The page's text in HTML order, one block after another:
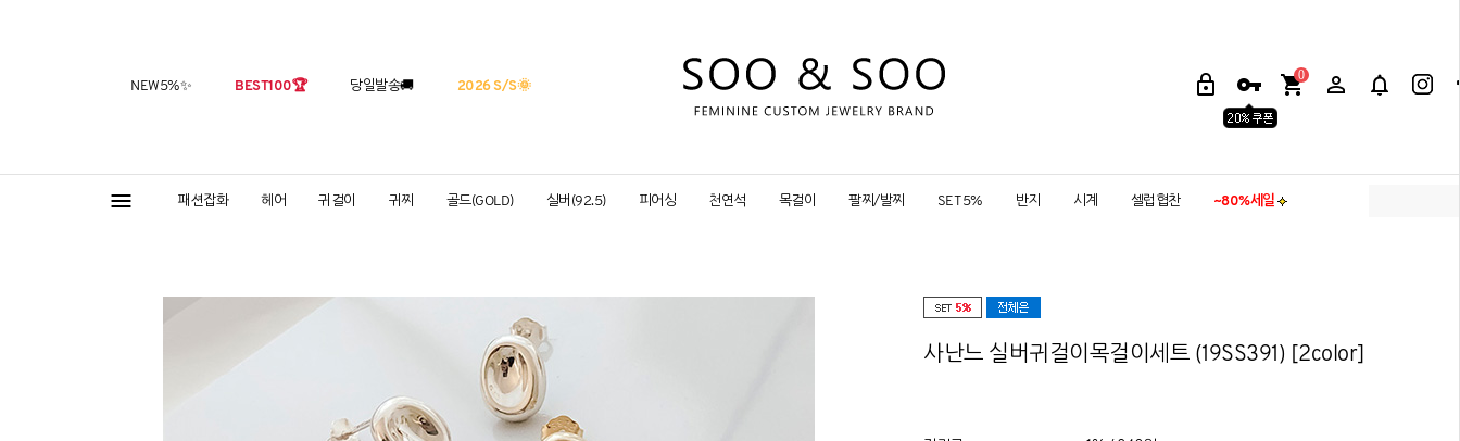
NEW5%✨ BEST100🏆 당일발송🚚 2026 S/S🌞
0
패션잡화 헤어 귀걸이 귀찌 골드(GOLD) 실버(92.5) 피어싱 천연석 목걸이 팔찌/발찌 SET 5% 반지 시계 셀럽협찬 ~80%세일
사난느 실버귀걸이목걸이세트 (19SS391) [2color]